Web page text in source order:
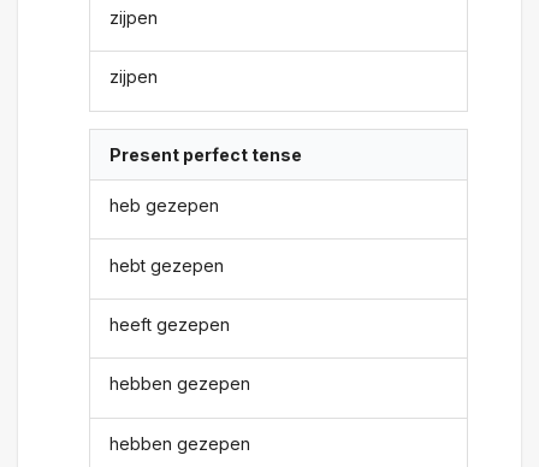
zijpen
zijpen
Present perfect tense
heb gezepen
hebt gezepen
heeft gezepen
hebben gezepen
hebben gezepen